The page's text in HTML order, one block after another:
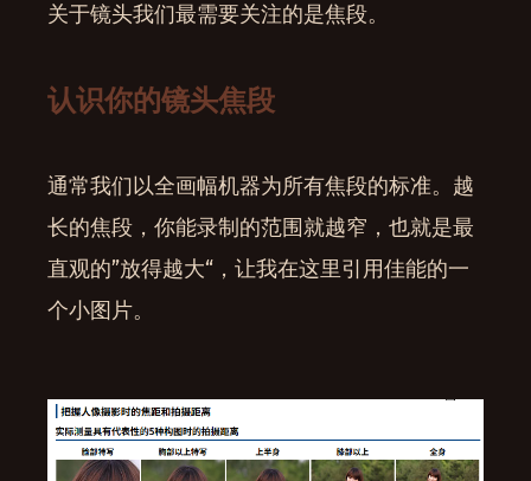
关于镜头我们最需要关注的是焦段。
认识你的镜头焦段
通常我们以全画幅机器为所有焦段的标准。越
长的焦段，你能录制的范围就越窄，也就是最
直观的”放得越大“，让我在这里引用佳能的一
个小图片。